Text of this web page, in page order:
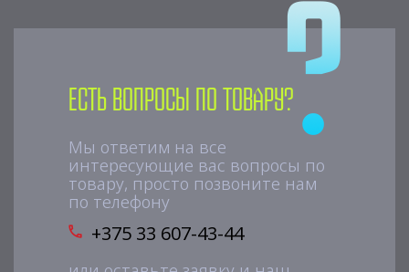
Есть вопросы по товару?
Мы ответим на все
интересующие вас вопросы по
товару, просто позвоните нам
по телефону
+375 33 607-43-44